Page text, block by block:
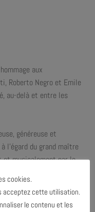
aux
Roberto Negro et Emile
au-delà et entre les
généreuse et
l’égard du grand maître
et musicalement par le
quasi cathartique.
cookies.
acceptez cette utilisation.
le contenu et les